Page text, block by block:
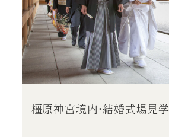
橿原神宮境内・結婚式場見学